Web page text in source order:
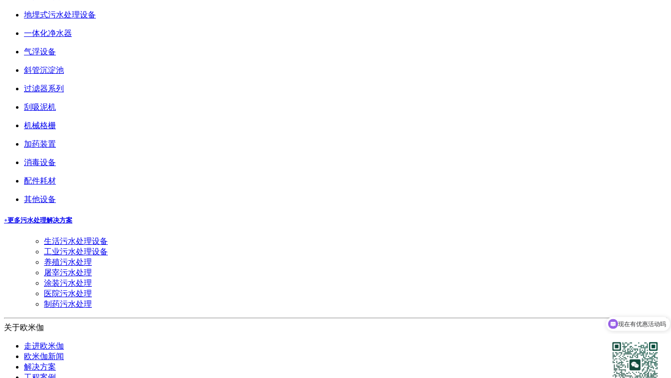
地埋式污水处理设备
一体化净水器
气浮设备
斜管沉淀池
过滤器系列
刮吸泥机
机械格栅
加药装置
消毒设备
配件耗材
其他设备
+更多污水处理解决方案
生活污水处理设备
工业污水处理设备
养殖污水处理
屠宰污水处理
涂装污水处理
医院污水处理
制药污水处理
关于欧米伽
走进欧米伽
欧米伽新闻
解决方案
可以介绍下你们的产品么